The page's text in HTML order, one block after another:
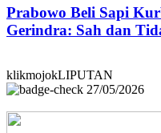
Prabowo Beli Sapi
Gerindra: Sah dan
klikmojokLIPUTAN
27/05/2026